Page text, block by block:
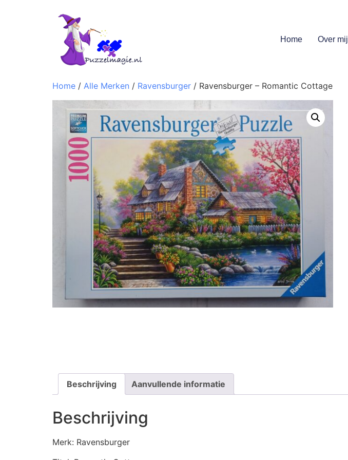
Home Over mij
Home / Alle Merken / Ravensburger / Ravensburger – Romantic Cottage
Beschrijving Aanvullende informatie
Beschrijving
Merk: Ravensburger